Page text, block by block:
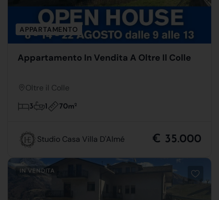
APPARTAMENTO
Appartamento In Vendita A Oltre Il Colle
Oltre il Colle
3 1 70m2
Studio Casa Villa D'Almé € 35.000
IN VENDITA